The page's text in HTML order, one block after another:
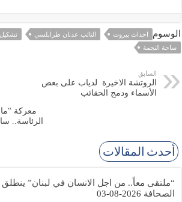
الوسوم احداث بيروت النائب عدنان طرابلسي
ساحة النجمة
السابق
الروتشة الاخيرة لدياب على بعض
الأسماء ودمج الحقائب
معركة
الرئاسة..
أحدث المقالات
“ملتقى معاً.. من اجل الانسان في لبنان” ينطلق
الصحافة 2026-08-03